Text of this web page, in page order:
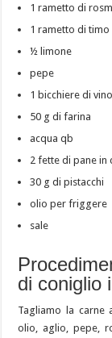
1 rametto di
1 rametto di timo
½ limone
pepe
1 bicchiere di vino
50 g di farina
acqua qb
2 fette di pane in
30 g di pistacchi
olio per friggere
sale
di coniglio
Tagliamo la carne
olio, aglio, pepe,